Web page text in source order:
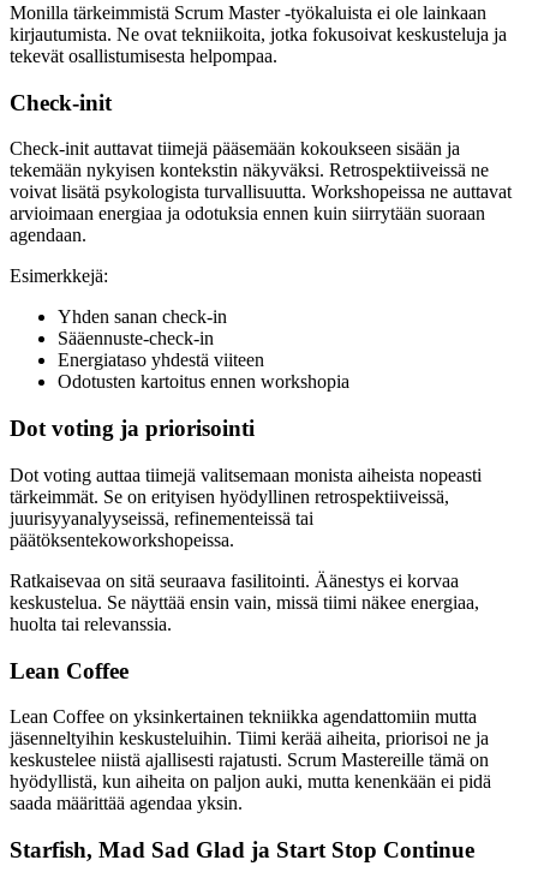
Monilla tärkeimmistä Scrum Master -työkaluista ei ole lainkaan
kirjautumista. Ne ovat tekniikoita, jotka fokusoivat keskusteluja ja
tekevät osallistumisesta helpompaa.
Check-init
Check-init auttavat tiimejä pääsemään kokoukseen sisään ja
tekemään nykyisen kontekstin näkyväksi. Retrospektiiveissä ne
voivat lisätä psykologista turvallisuutta. Workshopeissa ne auttavat
arvioimaan energiaa ja odotuksia ennen kuin siirrytään suoraan
agendaan.
Esimerkkejä:
Yhden sanan check-in
Sääennuste-check-in
Energiataso yhdestä viiteen
Odotusten kartoitus ennen workshopia
Dot voting ja priorisointi
Dot voting auttaa tiimejä valitsemaan monista aiheista nopeasti
tärkeimmät. Se on erityisen hyödyllinen retrospektiiveissä,
juurisyyanalyyseissä, refinementeissä tai
päätöksentekoworkshopeissa.
Ratkaisevaa on sitä seuraava fasilitointi. Äänestys ei korvaa
keskustelua. Se näyttää ensin vain, missä tiimi näkee energiaa,
huolta tai relevanssia.
Lean Coffee
Lean Coffee on yksinkertainen tekniikka agendattomiin mutta
jäsenneltyihin keskusteluihin. Tiimi kerää aiheita, priorisoi ne ja
keskustelee niistä ajallisesti rajatusti. Scrum Mastereille tämä on
hyödyllistä, kun aiheita on paljon auki, mutta kenenkään ei pidä
saada määrittää agendaa yksin.
Starfish, Mad Sad Glad ja Start Stop Continue